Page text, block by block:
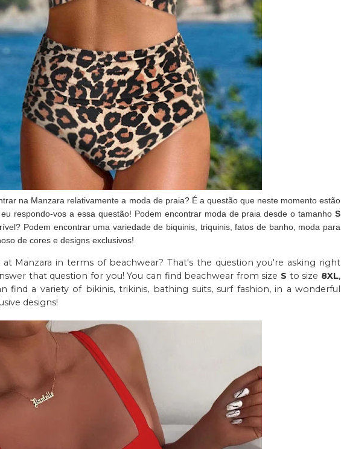
na Manzara relativamente a moda de praia? É a questão que neste momento estão
respondo-vos a essa questão! Podem encontrar moda de praia desde o tamanho S
Podem encontrar uma variedade de biquinis, triquinis, fatos de banho, moda para
de cores e designs exclusivos!
Manzara in terms of beachwear? That's the question you're asking right
that question for you! You can find beachwear from size S to size 8XL,
find a variety of bikinis, trikinis, bathing suits, surf fashion, in a wonderful
designs!